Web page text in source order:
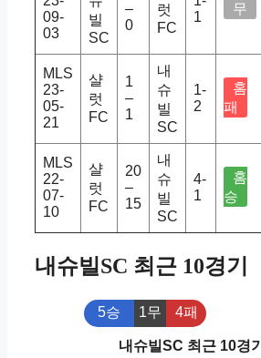
09-
03
빌
SC
–
0
럿
FC
1
무
MLS
23-
05-
21
샬
럿
FC
1
–
1
내
슈
빌
SC
1-
2
홈
패
MLS
22-
07-
10
샬
럿
FC
20
–
15
내
슈
빌
SC
4-
1
홈
승
내슈빌SC 최근 10경기
5승 1무 4패
내슈빌SC 최근 10경기